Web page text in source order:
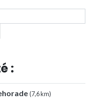
:
(7,6 km)